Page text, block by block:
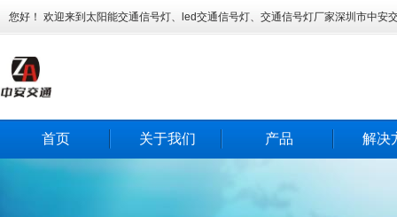
您好！ 欢迎来到太阳能交通信号灯、led交通信号灯、交通信号灯厂家深圳市中安
首页 关于我们 产品 解决